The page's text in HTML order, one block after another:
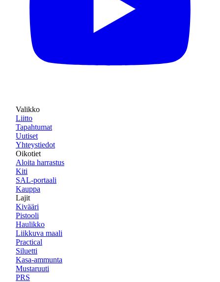
Valikko
Liitto
Tapahtumat
Uutiset
Yhteystiedot
Oikotiet
Aloita harrastus
Kiti
SAL-portaali
Kauppa
Lajit
Kivääri
Pistooli
Haulikko
Liikkuva maali
Practical
Siluetti
Kasa-ammunta
Mustaruuti
PRS